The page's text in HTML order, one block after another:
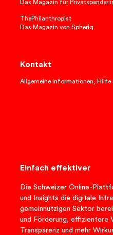
Das Magazin für
ThePhilanthropist
Das Magazin von Spheriq
Kontakt
Allgemeine Informationen, Hilfe
Einfach effektiver
Die Schweizer Online-
und Insights die digitale
gemeinnützigen Sektor
und Förderung, effizientere
Transparenz und mehr